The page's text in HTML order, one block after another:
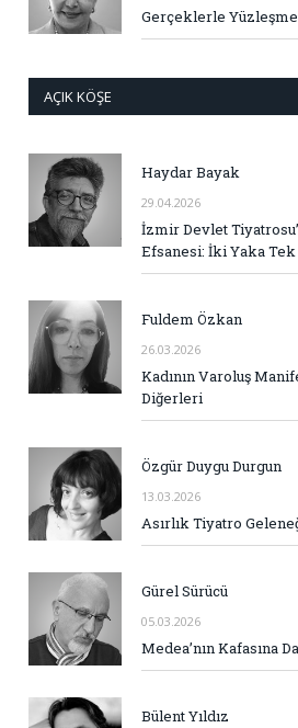
Gerçeklerle
AÇIK KÖŞE
Haydar Bayak
29.04.2026
İzmir Devlet
Efsanesi: İki Yaka
Fuldem Özkan
26.03.2026
Kadının Varoluş
Diğerleri
Özgür Duygu Durgun
13.03.2026
Asırlık Tiyatro
Gürel Sürücü
05.03.2026
Medea’nın Kafasına
Bülent Yıldız